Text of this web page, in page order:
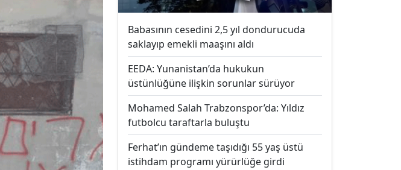
Babasının cesedini 2,5 yıl dondurucuda
saklayıp emekli maaşını aldı
EEDA: Yunanistan’da hukukun
üstünlüğüne ilişkin sorunlar sürüyor
Mohamed Salah Trabzonspor’da: Yıldız
futbolcu taraftarla buluştu
Ferhat’ın gündeme taşıdığı 55 yaş üstü
istihdam programı yürürlüğe girdi